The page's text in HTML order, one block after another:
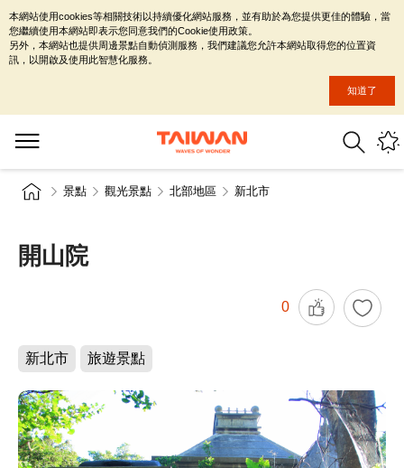
景點 觀光景點 北部地區 新北市
開山院
0
新北市 旅遊景點
本網站使用cookies等相關技術以持續優化網站服務，並有助於為您提供更佳的體驗，當
您繼續使用本網站即表示您同意我們的Cookie使用政策。
另外，本網站也提供周邊景點自動偵測服務，我們建議您允許本網站取得您的位置資
訊，以開啟及使用此智慧化服務。
知道了